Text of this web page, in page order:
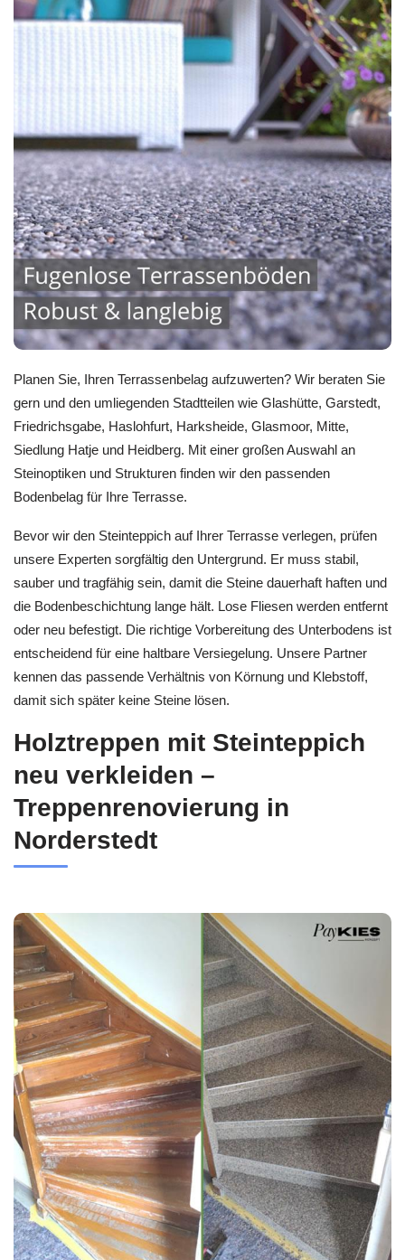
Planen Sie, Ihren Terrassenbelag aufzuwerten? Wir beraten Sie
gern und den umliegenden Stadtteilen wie Glashütte, Garstedt,
Friedrichsgabe, Haslohfurt, Harksheide, Glasmoor, Mitte,
Siedlung Hatje und Heidberg. Mit einer großen Auswahl an
Steinoptiken und Strukturen finden wir den passenden
Bodenbelag für Ihre Terrasse.
Bevor wir den Steinteppich auf Ihrer Terrasse verlegen, prüfen
unsere Experten sorgfältig den Untergrund. Er muss stabil,
sauber und tragfähig sein, damit die Steine dauerhaft haften und
die Bodenbeschichtung lange hält. Lose Fliesen werden entfernt
oder neu befestigt. Die richtige Vorbereitung des Unterbodens ist
entscheidend für eine haltbare Versiegelung. Unsere Partner
kennen das passende Verhältnis von Körnung und Klebstoff,
damit sich später keine Steine lösen.
Holztreppen mit Steinteppich
neu verkleiden –
Treppenrenovierung in
Norderstedt